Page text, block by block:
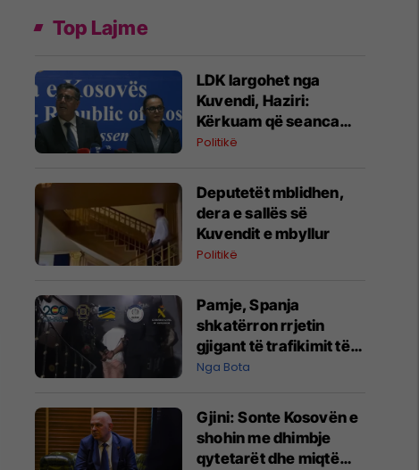
Top Lajme
LDK largohet nga
Kuvendi, Haziri:
Kërkuam që seanca
konstituive të mbahet
Politikë
Deputetët mblidhen,
dera e sallës së
Kuvendit e mbyllur
Politikë
Pamje, Spanja
shkatërron rrjetin
gjigant të trafikimit të
emigrantëve dhe
Nga Bota
Gjini: Sonte Kosovën e
shohin me dhimbje
qytetarët dhe miqtë